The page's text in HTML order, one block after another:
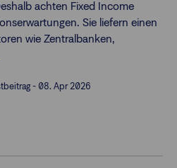
achten Fixed Income
Sie liefern einen
wie Zentralbanken,
- 08. Apr 2026